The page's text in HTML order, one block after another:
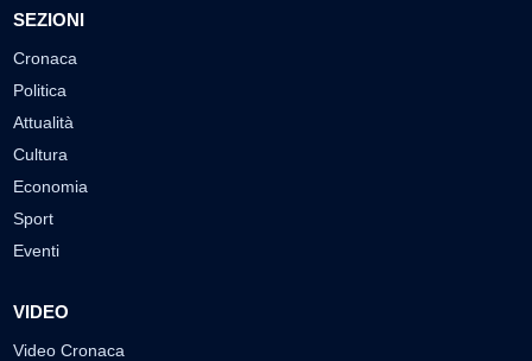
SEZIONI
Cronaca
Politica
Attualità
Cultura
Economia
Sport
Eventi
VIDEO
Video Cronaca